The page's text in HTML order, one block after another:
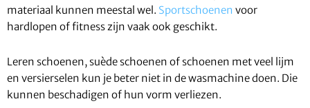
materiaal kunnen meestal wel. Sportschoenen voor
hardlopen of fitness zijn vaak ook geschikt.
Leren schoenen, suède schoenen of schoenen met veel lijm
en versierselen kun je beter niet in de wasmachine doen. Die
kunnen beschadigen of hun vorm verliezen.